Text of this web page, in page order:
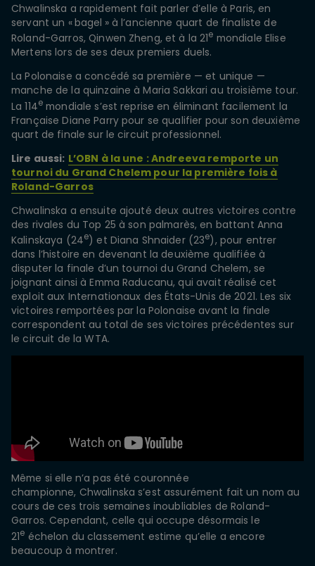
Chwalinska a rapidement fait parler d’elle à Paris, en
servant un « bagel » à l’ancienne quart de finaliste de
Roland-Garros, Qinwen Zheng, et à la 21e mondiale Elise
Mertens lors de ses deux premiers duels.
La Polonaise a concédé sa première — et unique —
manche de la quinzaine à Maria Sakkari au troisième tour.
La 114emondiale s’est reprise en éliminant facilement la
Française Diane Parry pour se qualifier pour son deuxième
quart de finale sur le circuit professionnel.
Lire aussi: L’OBN à la une : Andreeva remporte un
tournoi du Grand Chelem pour la première fois à
Roland-Garros
Chwalinska a ensuite ajouté deux autres victoires contre
des rivales du Top 25 à son palmarès, en battant Anna
Kalinskaya (24e) et Diana Shnaider (23e), pour entrer
dans l’histoire en devenant la deuxième qualifiée à
disputer la finale d’un tournoi du Grand Chelem, se
joignant ainsi à Emma Raducanu, qui avait réalisé cet
exploit aux Internationaux des États-Unis de 2021. Les six
victoires remportées par la Polonaise avant la finale
correspondent au total de ses victoires précédentes sur
le circuit de la WTA.
Même si elle n’a pas été couronnée
championne, Chwalinska s’est assurément fait un nom au
cours de ces trois semaines inoubliables de Roland-
Garros. Cependant, celle qui occupe désormais le
21e échelon du classement estime qu’elle a encore
beaucoup à montrer.